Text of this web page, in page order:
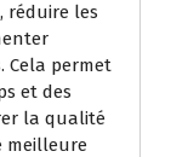
réduire les
Cela permet
et des
la qualité
meilleure